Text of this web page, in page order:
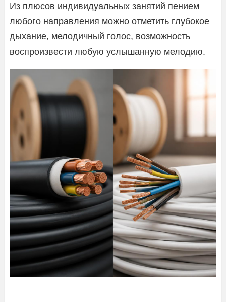
Из плюсов индивидуальных занятий пением
любого направления можно отметить глубокое
дыхание, мелодичный голос, возможность
воспроизвести любую услышанную мелодию.